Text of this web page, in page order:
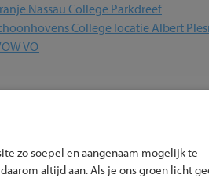
Nassau College Parkdreef
College locatie Albert
VO
zo soepel en aangenaam mogelijk te
altijd aan. Als je ons groen licht